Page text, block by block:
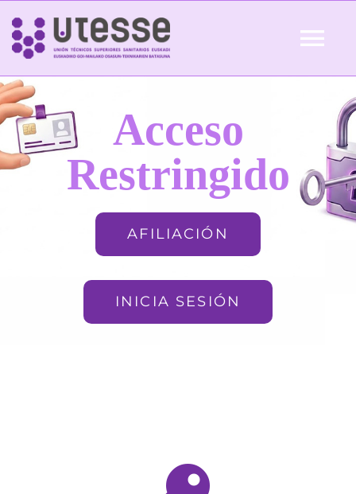
Skip
content
Inicio
QUIÉNES SOMOS Acceso
Restringido
AFILIACIÓN
INICIA SESIÓN